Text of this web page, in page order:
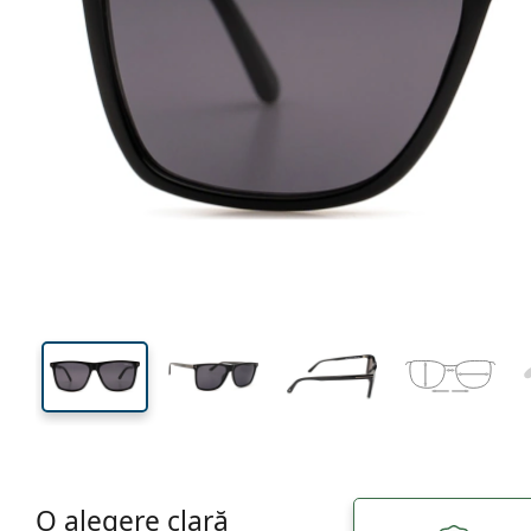
Lățimea ramei
45 mm
Înălțime lentilă Lățimea lentilei
Lățimea
O alegere clară